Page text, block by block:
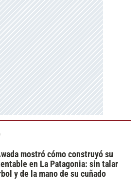
mostró cómo construyó su
en La Patagonia: sin talar
y de la mano de su cuñado